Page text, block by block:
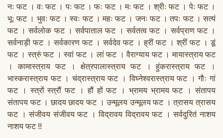
नः फट । वः फट । पः फट । फः फट । मः फट । श्रीः फट । पेः फट ।
भूः फट । भुवः फट । स्वः फट । महः फट । जनः फट । तपः फट । सत्यं
फट । सर्वलोक फट । सर्वपाताल फट । सर्वतत्व फट । सर्वप्राण फट ।
सर्वनाड़ी फट । सर्वकारण फट । सर्वदेव फट । ह्रीं फट । श्रीं फट । डूं
फट । स्त्रुं फट । स्वां फट । लां फट । वैराग्याय फट । मायास्त्राय फट
। कामास्त्राय फट । क्षेत्रपालास्त्राय फट । हुंकरास्त्राय फट ।
भास्करास्त्राय फट । चंद्रास्त्राय फट । विघ्नेश्वरास्त्राय फट । गौः गां
फट । स्त्रों स्त्रौं फट । हौं हों फट । भ्रामय भ्रामय फट । संतापय
संतापय फट । छादय छादय फट । उन्मूलय उन्मूलय फट । त्रासय त्रासय
फट । संजीवय संजीवय फट । विद्रावय विद्रावय फट । सर्वदुरितं नाशय
नाशय फट !!